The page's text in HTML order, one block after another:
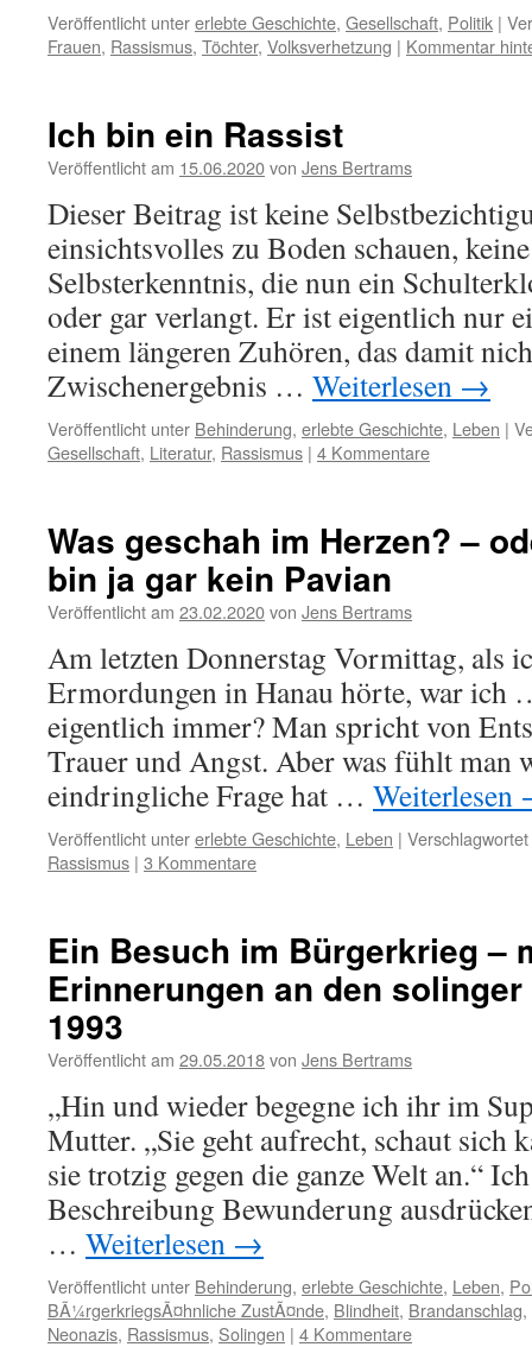
Veröffentlicht untererlebte Geschichte, Gesellschaft, Politik |
Frauen, Rassismus, Töchter, Volksverhetzung | Kommentar
Ich bin ein Rassist
Veröffentlicht am 15.06.2020von Jens Bertrams
Dieser Beitrag ist keine
einsichtsvolles zu Boden schauen,
Selbsterkenntnis, die nun ein
oder gar verlangt. Er ist eigentlich nur
einem längeren Zuhören, das damit
Zwischenergebnis … Weiterlesen →
Veröffentlicht unter Behinderung, erlebte Geschichte, Leben |
Gesellschaft, Literatur, Rassismus | 4 Kommentare
Was geschah im Herzen? –
bin ja gar kein Pavian
Veröffentlicht am 23.02.2020von Jens Bertrams
Am letzten Donnerstag Vormittag, als
Ermordungen in Hanau hörte, war ich
eigentlich immer? Man spricht von
Trauer und Angst. Aber was fühlt man
eindringliche Frage hat … Weiterlesen
Veröffentlicht untererlebte Geschichte, Leben |
Rassismus | 3 Kommentare
Ein Besuch im Bürgerkrieg –
Erinnerungen an den
1993
Veröffentlicht am 29.05.2018von Jens Bertrams
„Hin und wieder begegne ich ihr im
Mutter. „Sie geht aufrecht, schaut sich
sie trotzig gegen die ganze Welt an.“
Beschreibung Bewunderung
… Weiterlesen →
Veröffentlicht unter Behinderung, erlebte Geschichte, Leben,
BÃ¼rgerkriegsÃ¤hnliche ZustÃ¤nde, Blindheit, Brandanschlag,
Neonazis, Rassismus, Solingen | 4 Kommentare